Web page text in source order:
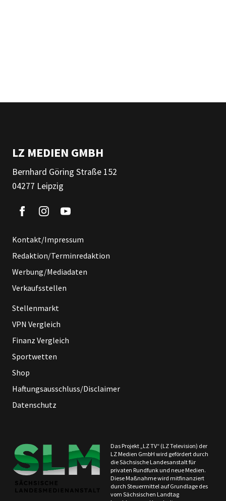
LZ MEDIEN GMBH
Bernhard Göring Straße 152
04277 Leipzig
Kontakt/Impressum
Redaktion/Terminredaktion
Werbung/Mediadaten
Verkaufsstellen
Stellenmarkt
VPN Vergleich
Finanz Vergleich
Sportwetten
Shop
Haftungsausschluss/Disclaimer
Datenschutz
Das Projekt „LZ TV“ (LZ Television) der
LZ Medien GmbH wird gefördert durch
die Sächsische Landesanstalt für
privaten Rundfunk und neue Medien.
Diese Maßnahme wird mitfinanziert
durch Steuermittel auf Grundlage des
vom Sächsischen Landtag